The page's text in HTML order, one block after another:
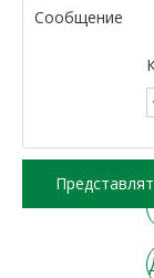
Сообщение